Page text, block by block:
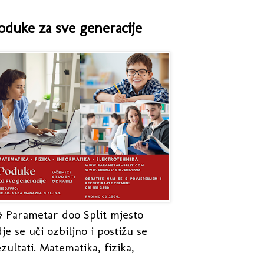
za sve generacije
Parametar doo Split mjesto
se uči ozbiljno i postižu se
Matematika, fizika,